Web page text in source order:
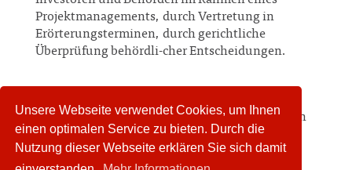
Unsere Webseite verwendet Cookies, um Ihnen
einen optimalen Service zu bieten. Durch die
Nutzung dieser Webseite erklären Sie sich damit
Projektmanagements, durch Vertretung in
Erörterungsterminen, durch gerichtliche
Überprüfung behördli-cher Entscheidungen.
Infrastrukturprojekten auftretenden rechtlichen
Fragen der Durchführung einer
Umweltverträglichkeitsprüfung sowie eines